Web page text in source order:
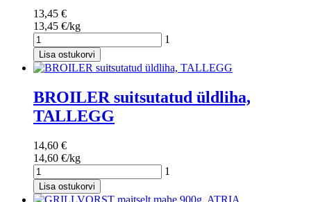
13,45 €
13,45 €/kg
1
Lisa ostukorvi
BROILER suitsutatud üldliha,
TALLEGG
14,60 €
14,60 €/kg
1
Lisa ostukorvi